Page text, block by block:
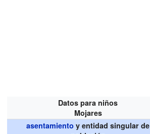
Datos para niños
Mojares
asentamiento y entidad singular de